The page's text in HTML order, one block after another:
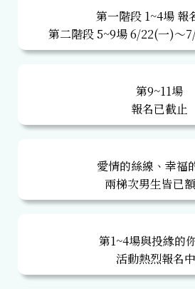
第一階段 1~4場 報
第二階段 5~9場 6/22(一)～
第9~11場
報名已截止
愛情的絲線、幸福
兩梯次男生皆已
第1~4場與投緣的
活動熱烈報名